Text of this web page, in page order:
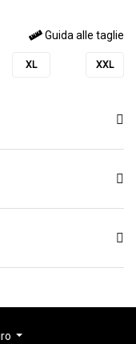
Guida alle taglie
XL XXL